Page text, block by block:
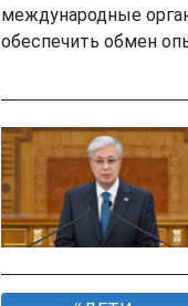
международные
обеспечить обмен